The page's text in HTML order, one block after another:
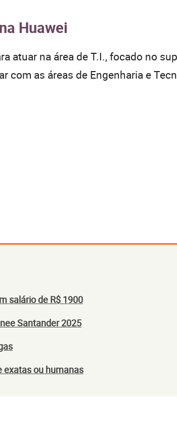
Huawei
atuar na área de T.I., focado no
com as áreas de Engenharia e
salário de R$ 1900
Santander 2025
exatas ou humanas